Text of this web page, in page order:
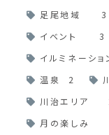
足尾地域
3
イベント
3
イルミネーショ
温泉
2
川治エリア
月の楽しみ